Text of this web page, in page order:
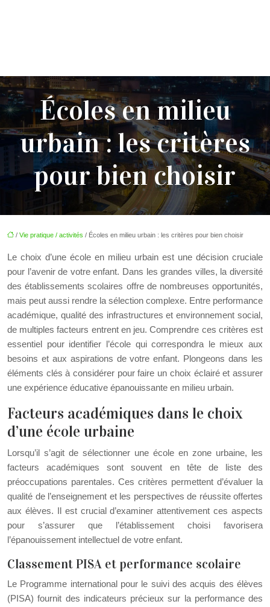
Écoles en milieu
urbain : les critères
pour bien choisir
/ Vie pratique / activités / Écoles en milieu urbain : les critères pour bien choisir
Le choix d’une école en milieu urbain est une décision cruciale
pour l’avenir de votre enfant. Dans les grandes villes, la diversité
des établissements scolaires offre de nombreuses opportunités,
mais peut aussi rendre la sélection complexe. Entre performance
académique, qualité des infrastructures et environnement social,
de multiples facteurs entrent en jeu. Comprendre ces critères est
essentiel pour identifier l’école qui correspondra le mieux aux
besoins et aux aspirations de votre enfant. Plongeons dans les
éléments clés à considérer pour faire un choix éclairé et assurer
une expérience éducative épanouissante en milieu urbain.
Facteurs académiques dans le choix
d’une école urbaine
Lorsqu’il s’agit de sélectionner une école en zone urbaine, les
facteurs académiques sont souvent en tête de liste des
préoccupations parentales. Ces critères permettent d’évaluer la
qualité de l’enseignement et les perspectives de réussite offertes
aux élèves. Il est crucial d’examiner attentivement ces aspects
pour s’assurer que l’établissement choisi favorisera
l’épanouissement intellectuel de votre enfant.
Classement PISA et performance scolaire
Le Programme international pour le suivi des acquis des élèves
(PISA) fournit des indicateurs précieux sur la performance des